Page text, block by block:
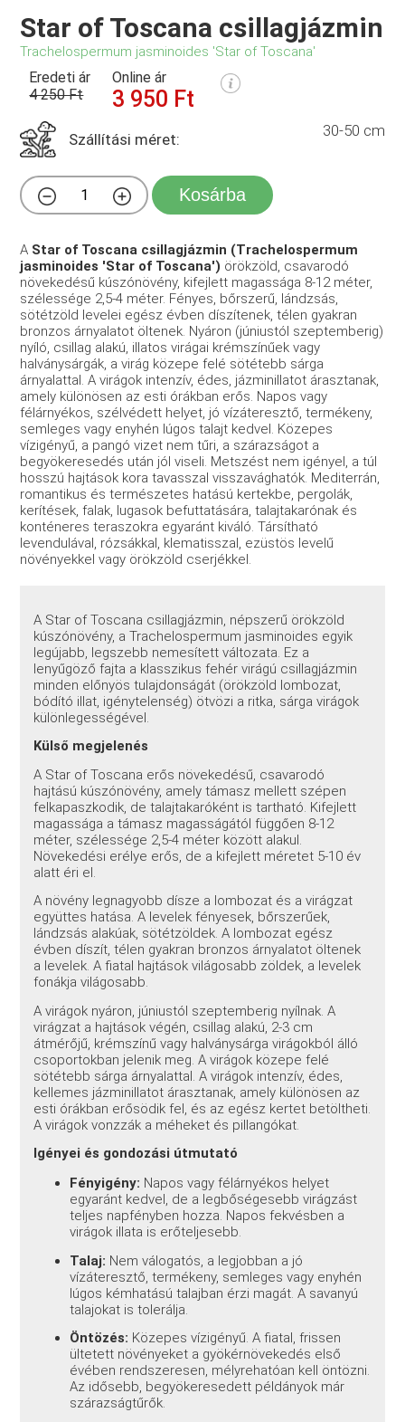
Star of Toscana csillagjázmin
Trachelospermum jasminoides 'Star of Toscana'
Eredeti ár
4 250 Ft
Online ár
3 950 Ft
Szállítási méret: 30-50 cm
Kosárba
A Star of Toscana csillagjázmin (Trachelospermum
jasminoides 'Star of Toscana') örökzöld, csavarodó
növekedésű kúszónövény, kifejlett magassága 8-12 méter,
szélessége 2,5-4 méter. Fényes, bőrszerű, lándzsás,
sötétzöld levelei egész évben díszítenek, télen gyakran
bronzos árnyalatot öltenek. Nyáron (júniustól szeptemberig)
nyíló, csillag alakú, illatos virágai krémszínűek vagy
halványsárgák, a virág közepe felé sötétebb sárga
árnyalattal. A virágok intenzív, édes, jázminillatot árasztanak,
amely különösen az esti órákban erős. Napos vagy
félárnyékos, szélvédett helyet, jó vízáteresztő, termékeny,
semleges vagy enyhén lúgos talajt kedvel. Közepes
vízigényű, a pangó vizet nem tűri, a szárazságot a
begyökeresedés után jól viseli. Metszést nem igényel, a túl
hosszú hajtások kora tavasszal visszavághatók. Mediterrán,
romantikus és természetes hatású kertekbe, pergolák,
kerítések, falak, lugasok befuttatására, talajtakarónak és
konténeres teraszokra egyaránt kiváló. Társítható
levendulával, rózsákkal, klematisszal, ezüstös levelű
növényekkel vagy örökzöld cserjékkel.
A Star of Toscana csillagjázmin, népszerű örökzöld
kúszónövény, a Trachelospermum jasminoides egyik
legújabb, legszebb nemesített változata. Ez a
lenyűgöző fajta a klasszikus fehér virágú csillagjázmin
minden előnyös tulajdonságát (örökzöld lombozat,
bódító illat, igénytelenség) ötvözi a ritka, sárga virágok
különlegességével.
Külső megjelenés
A Star of Toscana erős növekedésű, csavarodó
hajtású kúszónövény, amely támasz mellett szépen
felkapaszkodik, de talajtakaróként is tartható. Kifejlett
magassága a támasz magasságától függően 8-12
méter, szélessége 2,5-4 méter között alakul.
Növekedési erélye erős, de a kifejlett méretet 5-10 év
alatt éri el.
A növény legnagyobb dísze a lombozat és a virágzat
együttes hatása. A levelek fényesek, bőrszerűek,
lándzsás alakúak, sötétzöldek. A lombozat egész
évben díszít, télen gyakran bronzos árnyalatot öltenek
a levelek. A fiatal hajtások világosabb zöldek, a levelek
fonákja világosabb.
A virágok nyáron, júniustól szeptemberig nyílnak. A
virágzat a hajtások végén, csillag alakú, 2-3 cm
átmérőjű, krémszínű vagy halványsárga virágokból álló
csoportokban jelenik meg. A virágok közepe felé
sötétebb sárga árnyalattal. A virágok intenzív, édes,
kellemes jázminillatot árasztanak, amely különösen az
esti órákban erősödik fel, és az egész kertet betöltheti.
A virágok vonzzák a méheket és pillangókat.
Igényei és gondozási útmutató
Fényigény: Napos vagy félárnyékos helyet
egyaránt kedvel, de a legbőségesebb virágzást
teljes napfényben hozza. Napos fekvésben a
virágok illata is erőteljesebb.
Talaj: Nem válogatós, a legjobban a jó
vízáteresztő, termékeny, semleges vagy enyhén
lúgos kémhatású talajban érzi magát. A savanyú
talajokat is tolerálja.
Öntözés: Közepes vízigényű. A fiatal, frissen
ültetett növényeket a gyökérnövekedés első
évében rendszeresen, mélyrehatóan kell öntözni.
Az idősebb, begyökeresedett példányok már
szárazságtűrők.